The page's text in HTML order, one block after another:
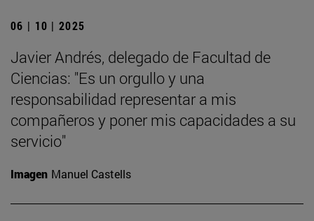
06 | 10 | 2025
Javier Andrés, delegado de Facultad de
Ciencias: "Es un orgullo y una
responsabilidad representar a mis
compañeros y poner mis capacidades a su
servicio"
Imagen Manuel Castells